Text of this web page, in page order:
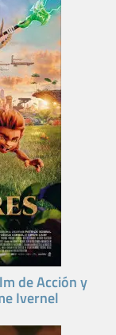
de Acción y
Ivernel